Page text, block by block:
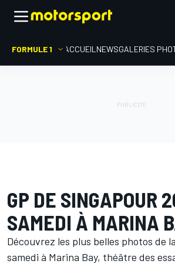
FORMULE 1 ACCUEIL NEWSGALERIES
GP DE SINGAPOUR
SAMEDI À MARINA
Découvrez les plus belles photos de
samedi à Marina Bay, théâtre des